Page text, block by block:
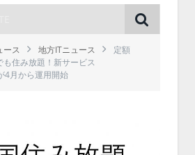
ース 地方ITニュース
定額
も住み放題！新サービス
4月から運用開始